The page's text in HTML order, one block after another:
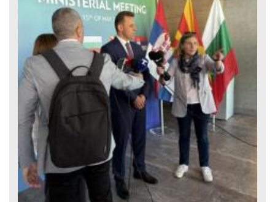
Кирил Темелков: България заяви
проектната инициатива за
електропреносен коридор
ВСИЧКИ ФОТОГАЛЕРИИ